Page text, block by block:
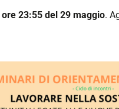
ore 23:55 del 29 maggio.